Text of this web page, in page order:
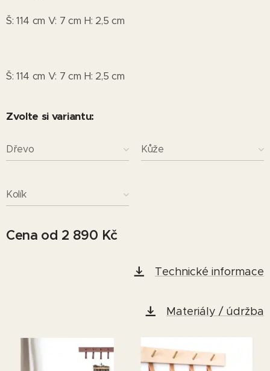
Š: 114 cm V: 7 cm H: 2,5 cm
Š: 114 cm V: 7 cm H: 2,5 cm
Zvolte si variantu:
Dřevo Kůže
Kolík
Cena od 2 890 Kč
Technické informace
Materiály / údržba